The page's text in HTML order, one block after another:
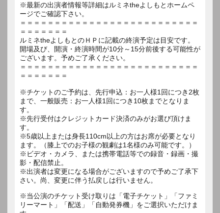
※最新の出演者情報等詳細はルミネtheよしもとホームペ
ージでご確認下さい。
＝＝＝＝＝＝＝＝＝＝＝＝＝＝＝＝＝＝＝＝＝＝＝＝＝＝
＝＝＝＝＝＝＝
ルミネtheよしもとのＨＰに記載の終演予定は目安です。
開場及び、開演・終演時間が10分～15分前後する可能性が
ございます。予めご了承ください。
＝＝＝＝＝＝＝＝＝＝＝＝＝＝＝＝＝＝＝＝＝＝＝＝＝＝
＝＝＝＝＝＝＝
※チケットのご予約は、先行申込：お一人様1回につき2枚
まで、一般販売：お一人様1回につき10枚までとなりま
す。
※先行受付はクレジットカード決済のみがお選び頂けま
す。
※5歳以上または身長110cm以上の方はお席が必要となり
ます。（膝上でのお子様の観劇は1名様のみ可能です。）
※ビデオ・カメラ、または携帯電話等での録音・録画・撮
影・配信禁止。
※出演者は変更になる場合がございますので予めご了承下
さい。尚、変更に伴う払戻しは行いません。
※当公演のチケット受け取りは「電子チケット」「ファミ
リーマート」「配送」「自動発券機」をご選択いただけま